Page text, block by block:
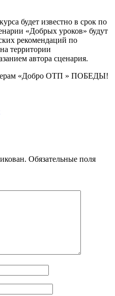
будет известно в срок по
«Добрых уроков» будут
рекомендаций по
территории
автора сценария.
«Добро ОТП » ПОБЕДЫ!
Обязательные поля